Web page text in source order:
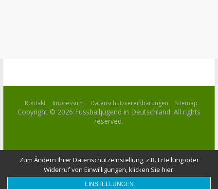
Kontakt Impressum Datenschutzvereinbarungen Sitemap
Copyright © 2026 Fussballjugend in Deutschland. All rights
reserved.
Zum Ändern Ihrer Datenschutzeinstellung, z.B. Erteilung oder
Widerruf von Einwilligungen, klicken Sie hier:
EINSTELLUNGEN